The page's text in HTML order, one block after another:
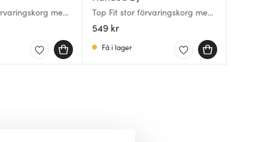
med
taupe
Top Fit stor förvaringskorg med
lock 31x23x15 cm eucalyptus
549 kr
Få i lager